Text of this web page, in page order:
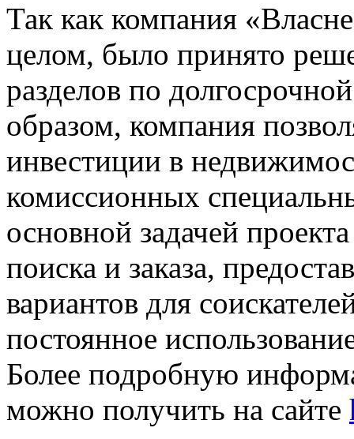
Так как компания
целом, было принято
разделов по
образом, компания
инвестиции в
комиссионных
основной задачей
поиска и заказа,
вариантов для
постоянное
Более подробную
можно получить на сайте